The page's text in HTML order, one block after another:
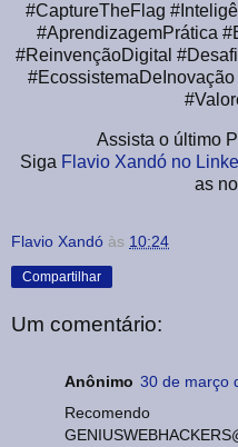
#CaptureTheFlag
#AprendizagemPrática
#ReinvençãoDigital
Assista o último
Siga Flavio Xandó no
as
Flavio Xandó às 10:24
Compartilhar
Um comentário:
Anônimo 30 de março